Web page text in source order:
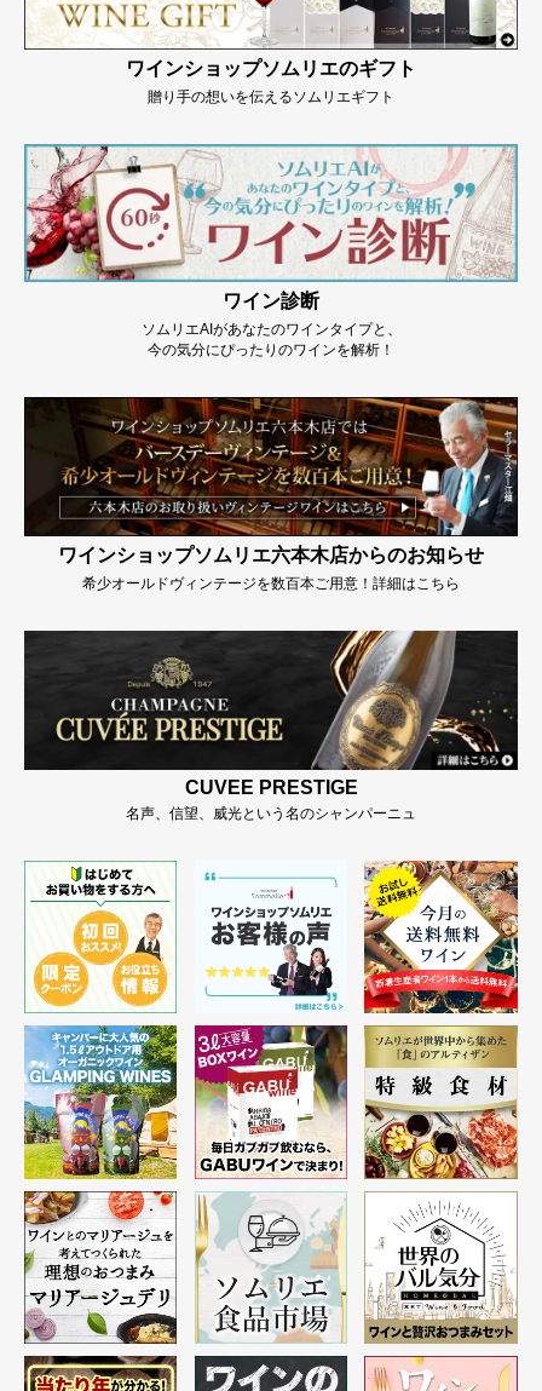
ワインショップソムリエのギフト
贈り手の想いを伝えるソムリエギフト
ワイン診断
ソムリエAIがあなたのワインタイプと、
今の気分にぴったりのワインを解析！
ワインショップソムリエ六本木店からのお知らせ
希少オールドヴィンテージを数百本ご用意！詳細はこちら
CUVEE PRESTIGE
名声、信望、威光という名のシャンパーニュ